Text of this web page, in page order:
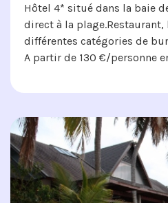
Hôtel 4* situé dans la baie
direct à la
différentes catégories de
A partir de 130 €/personne